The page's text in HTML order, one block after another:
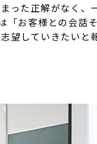
った正解がなく、
「お客様との会話
望していきたいと